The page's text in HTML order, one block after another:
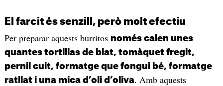
El farcit és senzill, però molt efectiu
Per preparar aquests burritos només calen unes
quantes tortillas de blat, tomàquet fregit,
pernil cuit, formatge que fongui bé, formatge
ratllat i una mica d’oli d’oliva. Amb aquests